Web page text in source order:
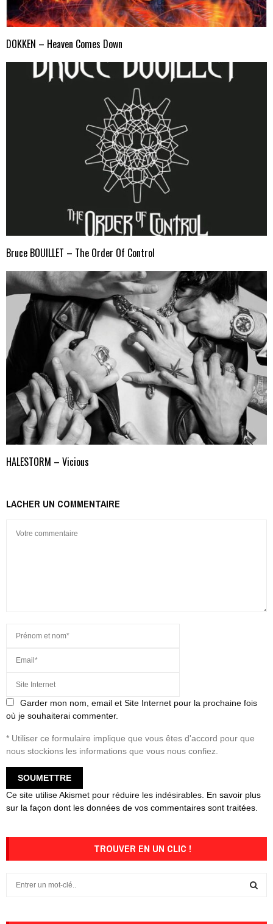
DOKKEN – Heaven Comes Down
Bruce BOUILLET – The Order Of Control
HALESTORM – Vicious
LACHER UN COMMENTAIRE
Garder mon nom, email et Site Internet pour la prochaine fois
où je souhaiterai commenter.
* Utiliser ce formulaire implique que vous êtes d'accord pour que
nous stockions les informations que vous nous confiez.
Ce site utilise Akismet pour réduire les indésirables. En savoir plus
sur la façon dont les données de vos commentaires sont traitées.
TROUVER EN UN CLIC !